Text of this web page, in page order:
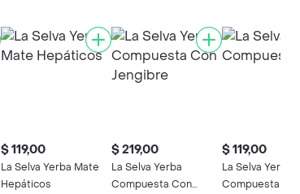
$ 119,00
La Selva Yerba Mate
Hepáticos
$ 219,00
La Selva Yerba
Compuesta Con
$ 119,00
La Selva Yerba
Compuesta